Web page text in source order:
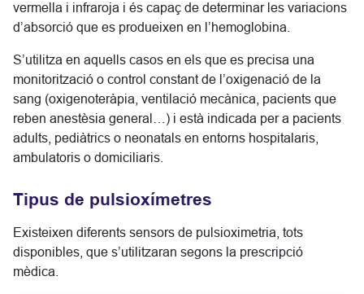
vermella i infraroja i és capaç de determinar les variacions
d’absorció que es produeixen en l’hemoglobina.
S’utilitza en aquells casos en els que es precisa una
monitorització o control constant de l’oxigenació de la
sang (oxigenoteràpia, ventilació mecànica, pacients que
reben anestèsia general…) i està indicada per a pacients
adults, pediàtrics o neonatals en entorns hospitalaris,
ambulatoris o domiciliaris.
Tipus de pulsioxímetres
Existeixen diferents sensors de pulsioximetria, tots
disponibles, que s’utilitzaran segons la prescripció
mèdica.